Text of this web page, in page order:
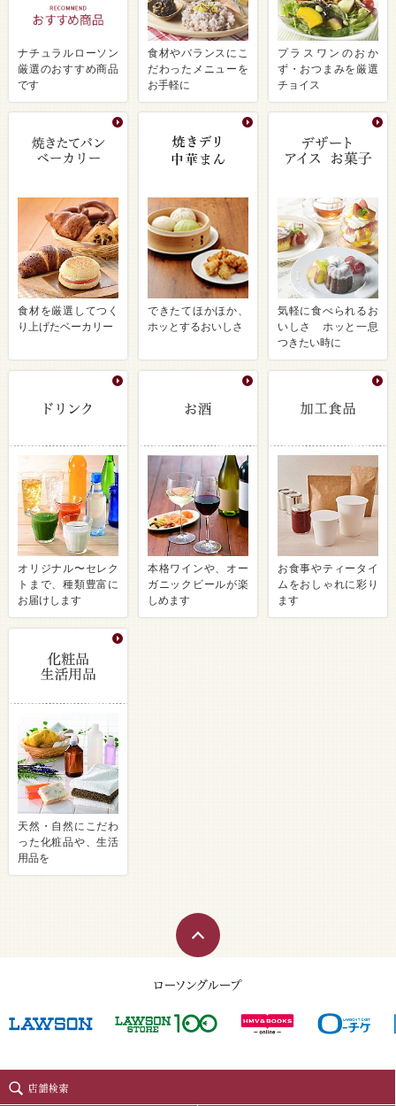
ナチュラルローソン
厳選のおすすめ商品
です
食材やバランスにこ
だわったメニューを
お手軽に
プラスワンのおか
ず・おつまみを厳選
チョイス
食材を厳選してつく
り上げたベーカリー
できたてほかほか、
ホッとするおいしさ
気軽に食べられるお
いしさ ホッと一息
つきたい時に
オリジナル〜セレク
トまで、種類豊富に
お届けします
本格ワインや、オー
ガニックビールが楽
しめます
お食事やティータイ
ムをおしゃれに彩り
ます
天然・自然にこだわ
った化粧品や、生活
用品を